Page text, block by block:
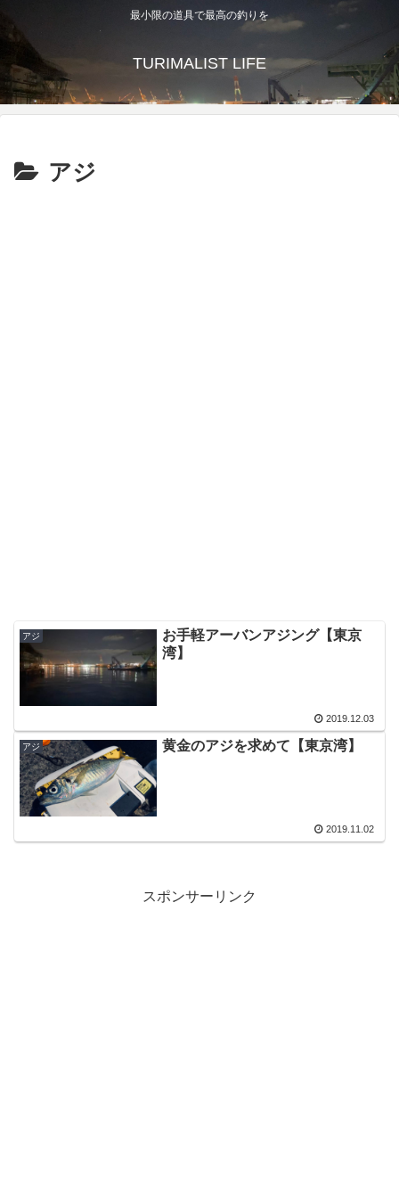
最小限の道具で最高の釣りを
TURIMALIST LIFE
アジ
アジ
お手軽アーバンアジング【東京
湾】
2019.12.03
アジ 黄金のアジを求めて【東京湾】
2019.11.02
スポンサーリンク